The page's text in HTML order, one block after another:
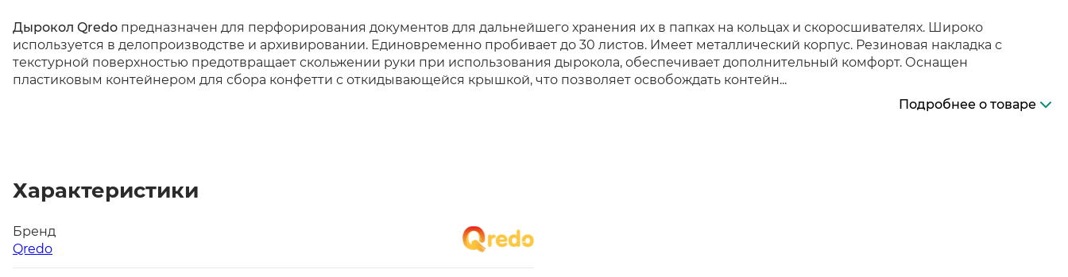
Дырокол Qredo предназначен для перфорирования документов для дальнейшего хранения их в папках на кольцах и скоросшивателях. Широко
используется в делопроизводстве и архивировании. Единовременно пробивает до 30 листов. Имеет металлический корпус. Резиновая накладка с
текстурной поверхностью предотвращает скольжении руки при использования дырокола, обеспечивает дополнительный комфорт. Оснащен
пластиковым контейнером для сбора конфетти с откидывающейся крышкой, что позволяет освобождать контейн...
Подробнее о товаре
Характеристики
Бренд
Qredo